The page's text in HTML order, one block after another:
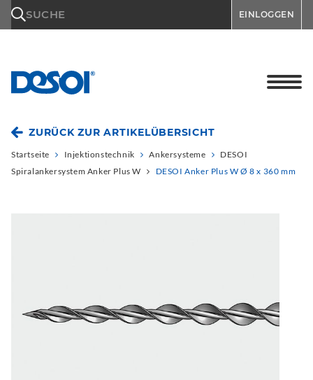
SUCHE EINLOGGEN
ZURÜCK ZUR ARTIKELÜBERSICHT
Startseite Injektionstechnik Ankersysteme
DESOI
Spiralankersystem Anker Plus W
DESOI Anker Plus W Ø 8 x 360 mm